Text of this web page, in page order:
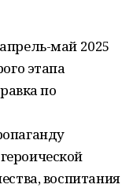
май 2025
этапа
по
воспитания